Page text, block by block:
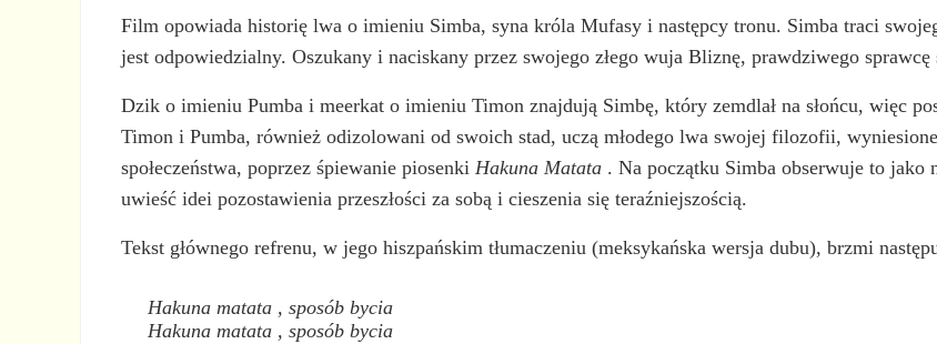
Film opowiada historię lwa o imieniu Simba, syna króla Mufasy i następcy tronu. Simba traci
jest odpowiedzialny. Oszukany i naciskany przez swojego złego wuja Bliznę, prawdziwego
Dzik o imieniu Pumba i meerkat o imieniu Timon znajdują Simbę, który zemdlał na słońcu, więc
Timon i Pumba, również odizolowani od swoich stad, uczą młodego lwa swojej filozofii,
społeczeństwa, poprzez śpiewanie piosenkiHakuna Matata . Na początku Simba obserwuje to jako
uwieść idei pozostawienia przeszłości za sobą i cieszenia się teraźniejszością.
Tekst głównego refrenu, w jego hiszpańskim tłumaczeniu (meksykańska wersja dubu), brzmi
Hakuna matata , sposób bycia
Hakuna matata , sposób bycia